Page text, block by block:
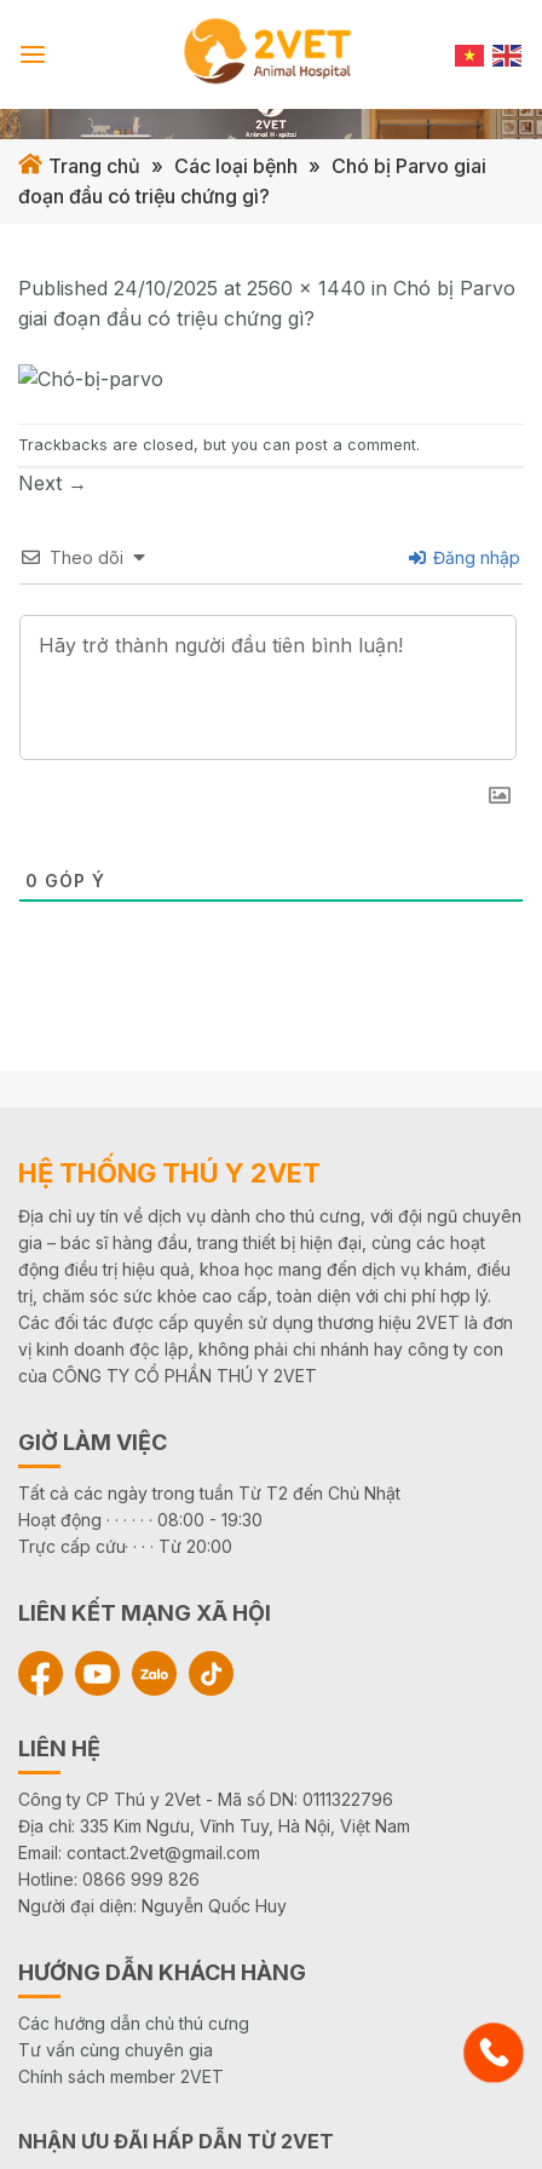
Trang chủ » Các loại bệnh » Chó bị Parvo giai
đoạn đầu có triệu chứng gì?
Published 24/10/2025 at 2560 × 1440 in Chó bị Parvo
giai đoạn đầu có triệu chứng gì?
Trackbacks are closed, but you can post a comment.
Next →
Theo dõi Đăng nhập
0 GÓP Ý
HỆ THỐNG THÚ Y 2VET
Địa chỉ uy tín về dịch vụ dành cho thú cưng, với đội ngũ chuyên
gia – bác sĩ hàng đầu, trang thiết bị hiện đại, cùng các hoạt
động điều trị hiệu quả, khoa học mang đến dịch vụ khám, điều
trị, chăm sóc sức khỏe cao cấp, toàn diện với chi phí hợp lý.
Các đối tác được cấp quyền sử dụng thương hiệu 2VET là đơn
vị kinh doanh độc lập, không phải chi nhánh hay công ty con
của CÔNG TY CỔ PHẦN THÚ Y 2VET
GIỜ LÀM VIỆC
Tất cả các ngày trong tuần Từ T2 đến Chủ Nhật
Hoạt động · · · · · · 08:00 - 19:30
Trực cấp cứu· · · · Từ 20:00
LIÊN KẾT MẠNG XÃ HỘI
LIÊN HỆ
Công ty CP Thú y 2Vet - Mã số DN: 0111322796
Địa chỉ: 335 Kim Ngưu, Vĩnh Tuy, Hà Nội, Việt Nam
Email: contact.2vet@gmail.com
Hotline: 0866 999 826
Người đại diện: Nguyễn Quốc Huy
HƯỚNG DẪN KHÁCH HÀNG
Các hướng dẫn chủ thú cưng
Tư vấn cùng chuyên gia
Chính sách member 2VET
NHẬN ƯU ĐÃI HẤP DẪN TỪ 2VET